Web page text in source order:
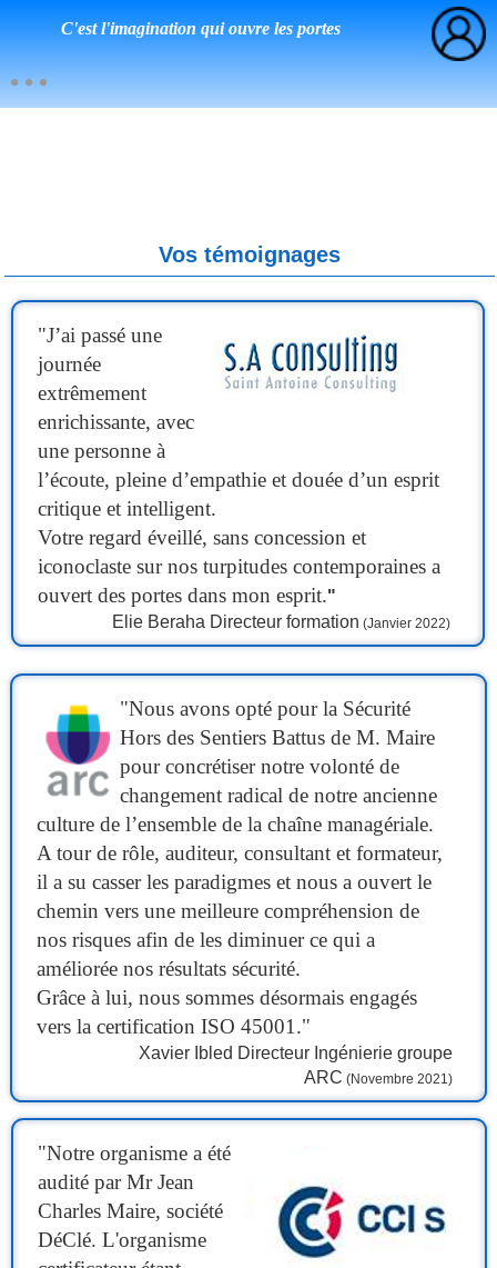
C'est l'imagination qui ouvre les portes
Vos témoignages
"J’ai passé une
journée
extrêmement
enrichissante, avec
une personne à
l’écoute, pleine d’empathie et douée d’un esprit
critique et intelligent.
Votre regard éveillé, sans concession et
iconoclaste sur nos turpitudes contemporaines a
ouvert des portes dans mon esprit."
Elie Beraha Directeur formation (Janvier 2022)
"Nous avons opté pour la Sécurité
Hors des Sentiers Battus de M. Maire
pour concrétiser notre volonté de
changement radical de notre ancienne
culture de l’ensemble de la chaîne managériale.
A tour de rôle, auditeur, consultant et formateur,
il a su casser les paradigmes et nous a ouvert le
chemin vers une meilleure compréhension de
nos risques afin de les diminuer ce qui a
améliorée nos résultats sécurité.
Grâce à lui, nous sommes désormais engagés
vers la certification ISO 45001."
Xavier Ibled Directeur Ingénierie groupe
ARC (Novembre 2021)
"Notre organisme a été
audité par Mr Jean
Charles Maire, société
DéClé. L'organisme